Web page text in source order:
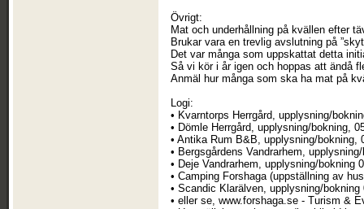
Övrigt:
Mat och underhållning på kvällen efter
Brukar vara en trevlig avslutning på
Det var många som uppskattat detta
Så vi kör i år igen och hoppas att ändå
Anmäl hur många som ska ha mat på
Logi:
• Kvarntorps Herrgård, upplysning/
• Dömle Herrgård, upplysning/bokning,
• Antika Rum B&B, upplysning/bokning,
• Bergsgårdens Vandrarhem,
• Deje Vandrarhem, upplysning/bokning
• Camping Forshaga (uppställning av
• Scandic Klarälven, upplysning/bokning
• eller se, www.forshaga.se - Turism &